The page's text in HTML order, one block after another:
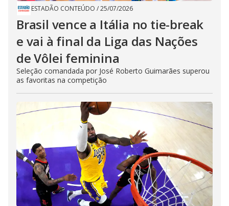
ESTADÃO CONTEÚDO /25/07/2026
Brasil vence a Itália no tie-break
e vai à final da Liga das Nações
de Vôlei feminina
Seleção comandada por José Roberto Guimarães superou
as favoritas na competição